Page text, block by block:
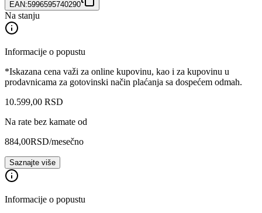
EAN:5996595740290
Na stanju
Informacije o popustu
*Iskazana cena važi za online kupovinu, kao i za kupovinu u
prodavnicama za gotovinski način plaćanja sa dospećem odmah.
10.599,00 RSD
Na rate bez kamate od
884,00RSD/mesečno
Saznajte više
Informacije o popustu